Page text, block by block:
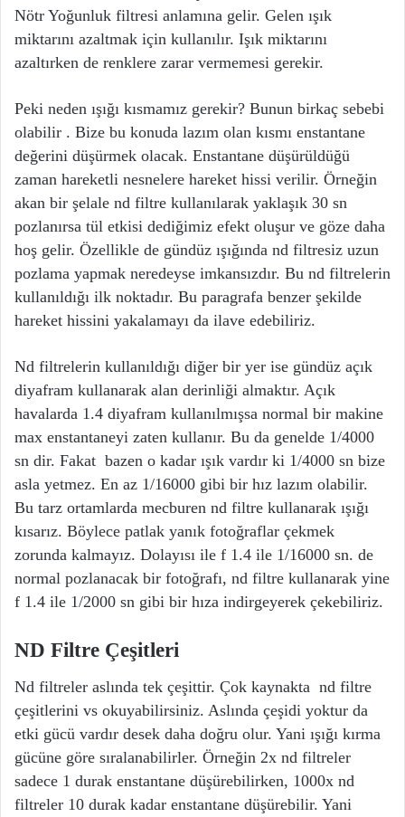
Nötr Yoğunluk filtresi anlamına gelir. Gelen ışık
miktarını azaltmak için kullanılır. Işık miktarını
azaltırken de renklere zarar vermemesi gerekir.
Peki neden ışığı kısmamız gerekir? Bunun birkaç sebebi
olabilir . Bize bu konuda lazım olan kısmı enstantane
değerini düşürmek olacak. Enstantane düşürüldüğü
zaman hareketli nesnelere hareket hissi verilir. Örneğin
akan bir şelale nd filtre kullanılarak yaklaşık 30 sn
pozlanırsa tül etkisi dediğimiz efekt oluşur ve göze daha
hoş gelir. Özellikle de gündüz ışığında nd filtresiz uzun
pozlama yapmak neredeyse imkansızdır. Bu nd filtrelerin
kullanıldığı ilk noktadır. Bu paragrafa benzer şekilde
hareket hissini yakalamayı da ilave edebiliriz.
Nd filtrelerin kullanıldığı diğer bir yer ise gündüz açık
diyafram kullanarak alan derinliği almaktır. Açık
havalarda 1.4 diyafram kullanılmışsa normal bir makine
max enstantaneyi zaten kullanır. Bu da genelde 1/4000
sn dir. Fakat bazen o kadar ışık vardır ki 1/4000 sn bize
asla yetmez. En az 1/16000 gibi bir hız lazım olabilir.
Bu tarz ortamlarda mecburen nd filtre kullanarak ışığı
kısarız. Böylece patlak yanık fotoğraflar çekmek
zorunda kalmayız. Dolayısı ile f 1.4 ile 1/16000 sn. de
normal pozlanacak bir fotoğrafı, nd filtre kullanarak yine
f 1.4 ile 1/2000 sn gibi bir hıza indirgeyerek çekebiliriz.
ND Filtre Çeşitleri
Nd filtreler aslında tek çeşittir. Çok kaynakta nd filtre
çeşitlerini vs okuyabilirsiniz. Aslında çeşidi yoktur da
etki gücü vardır desek daha doğru olur. Yani ışığı kırma
gücüne göre sıralanabilirler. Örneğin 2x nd filtreler
sadece 1 durak enstantane düşürebilirken, 1000x nd
filtreler 10 durak kadar enstantane düşürebilir. Yani